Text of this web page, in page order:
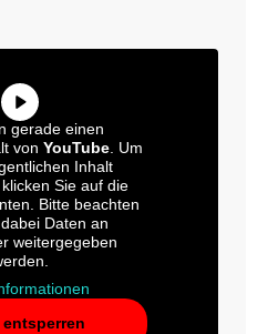
gerade einen
von YouTube . Um
Inhalt
Sie auf die
Bitte beachten
Daten an
weitergegeben